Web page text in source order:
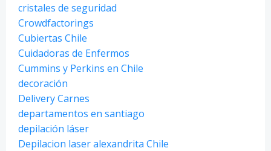
cristales de seguridad
Crowdfactorings
Cubiertas Chile
Cuidadoras de Enfermos
Cummins y Perkins en Chile
decoración
Delivery Carnes
departamentos en santiago
depilación láser
Depilacion laser alexandrita Chile